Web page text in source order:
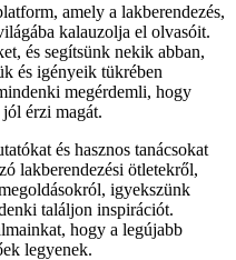
amely a lakberendezés,
kalauzolja el olvasóit.
és segítsünk nekik abban,
és igényeik tükrében
megérdemli, hogy
érzi magát.
és hasznos tanácsokat
lakberendezési ötletekről,
igyekszünk
találjon inspirációt.
hogy a legújabb
legyenek.